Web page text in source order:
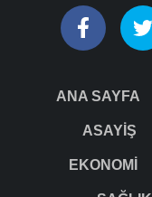
ANA SAYFA
ASAYİŞ
EKONOMİ